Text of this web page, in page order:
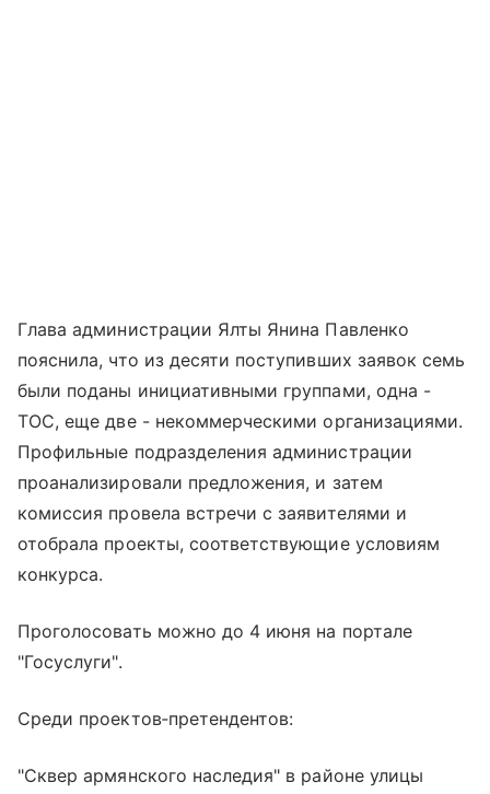
Глава администрации Ялты Янина Павленко
пояснила, что из десяти поступивших заявок семь
были поданы инициативными группами, одна -
ТОС, еще две - некоммерческими организациями.
Профильные подразделения администрации
проанализировали предложения, и затем
комиссия провела встречи с заявителями и
отобрала проекты, соответствующие условиям
конкурса.
Проголосовать можно до 4 июня на портале
"Госуслуги".
Среди проектов‑претендентов:
"Сквер армянского наследия" в районе улицы